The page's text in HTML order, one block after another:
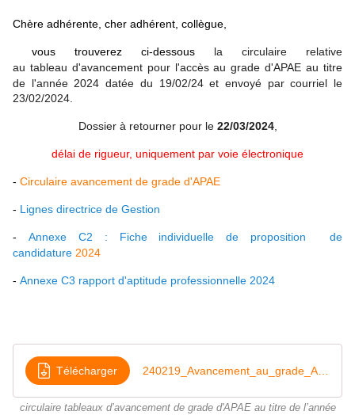
Chère adhérente, cher adhérent, collègue,
vous trouverez ci-dessous la circulaire relative
au tableau d'avancement pour l'accès au grade d'APAE au titre
de l'année 2024datée du 19/02/24 et envoyé par courriel le
23/02/2024.
Dossier à retourner pour le 22/03/2024,
délai de rigueur, uniquement par voie électronique
- Circulaire avancement de grade d'APAE
- Lignes directrice de Gestion
- Annexe C2 : Fiche individuelle de proposition de
candidature 2024
- Annexe C3 rapport d'aptitude professionnelle 2024
Télécharger
circulaire tableaux d’avancement de grade d'APAE au titre de l’année